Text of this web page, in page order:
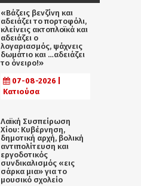
«Βάζεις βενζίνη και
αδειάζει το πορτοφόλι,
κλείνεις ακτοπλοϊκά και
αδειάζει ο
λογαριασμός, ψάχνεις
δωμάτιο και …αδειάζει
το όνειρο!»
07-08-2026 |
Κατιούσα
Λαϊκή Συσπείρωση
Χίου: Κυβέρνηση,
δημοτική αρχή, βολική
αντιπολίτευση και
εργοδοτικός
συνδικαλισμός «εις
σάρκα μια» για το
μουσικό σχολείο